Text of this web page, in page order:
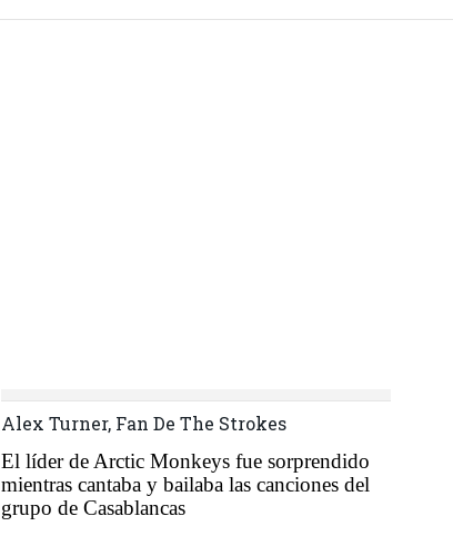
Alex Turner, Fan De The Strokes
El líder de Arctic Monkeysfue sorprendido
mientras cantaba y bailaba las canciones del
grupo de Casablancas